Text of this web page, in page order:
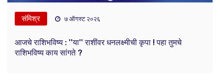
संमिश्र ७ ऑगस्ट २०२६
आजचे राशिभविष्य : ''या'' राशींवर धनलक्ष्मीची कृपा ! पहा तुमचे
राशिभविष्य काय सांगते ?